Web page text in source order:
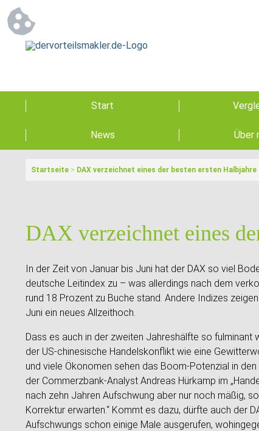
Start
News Über
Startseite > DAX verzeichnet eines der besten ersten Halbjahre
DAX verzeichnet eines
In der Zeit von Januar bis Juni hat der DAX so viel
deutsche Leitindex zu – was allerdings nach dem
rund 18 Prozent zu Buche stand. Andere Indizes
Juni ein neues Allzeithoch.
Dass es auch in der zweiten Jahreshälfte so
der US-chinesische Handelskonflikt wie eine
und viele Ökonomen sehen das Boom-Potenzial in
der Commerzbank-Analyst Andreas Hürkamp im
nach zehn Jahren Aufschwung aber nur noch mäßig,
Korrektur erwarten.“ Kommt es dazu, dürfte auch der
Aufschwungs schon einige Male ausgerufen,